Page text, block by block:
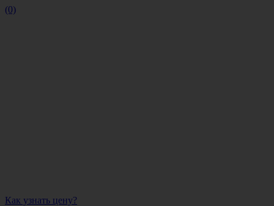
(0)
Как узнать цену?